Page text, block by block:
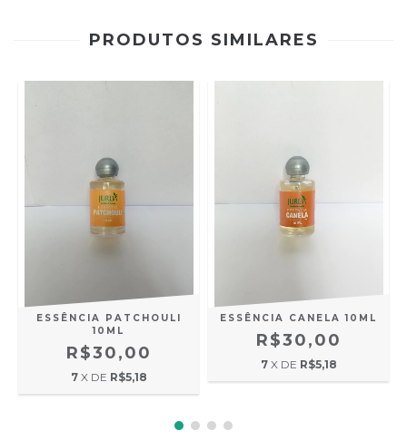
PRODUTOS SIMILARES
ESSÊNCIA PATCHOULI
10ML
R$30,00
7 X DE R$5,18
ESSÊNCIA CANELA 10ML
R$30,00
7 X DE R$5,18